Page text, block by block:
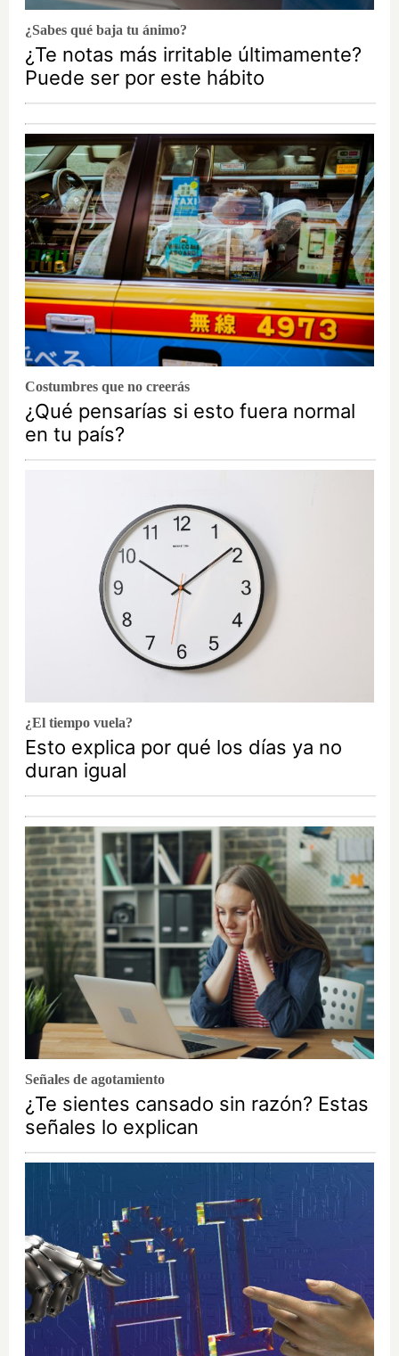
¿Sabes qué baja tu ánimo?
¿Te notas más irritable últimamente?
Puede ser por este hábito
Costumbres que no creerás
¿Qué pensarías si esto fuera normal
en tu país?
¿El tiempo vuela?
Esto explica por qué los días ya no
duran igual
Señales de agotamiento
¿Te sientes cansado sin razón? Estas
señales lo explican